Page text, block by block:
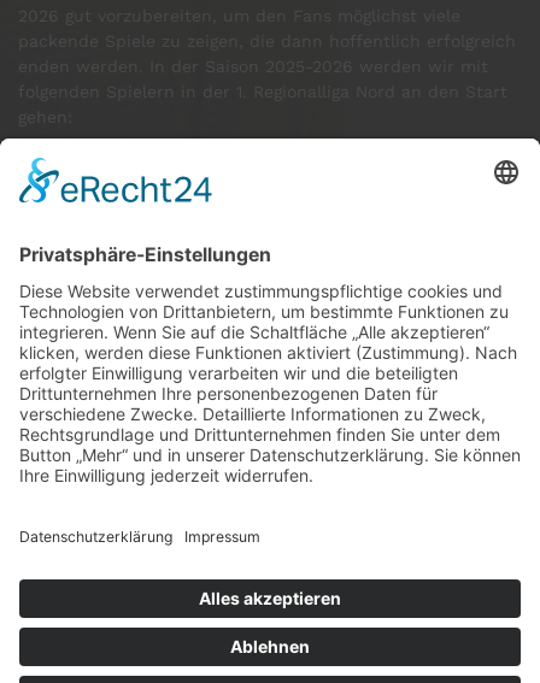
packende Spiele zu zeigen, die dann hoffentlich erfolgreich
GÄSTE ONLINE
Aktuell:2 Gäste
Rekord: 922 Gäste am 30. Mai 2026 @ 21:22
LETZTEMATCHES
DBV CHARLOTTENBURG 79 60 RED DEVILS
Umsetzung:www.mumbomedia.de